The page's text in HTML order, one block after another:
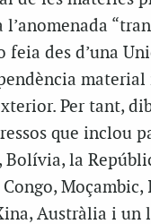
l’anomenada
feia des d’una
material
Per tant,
que inclou
Bolívia, la
Moçambic,
Austràlia i un